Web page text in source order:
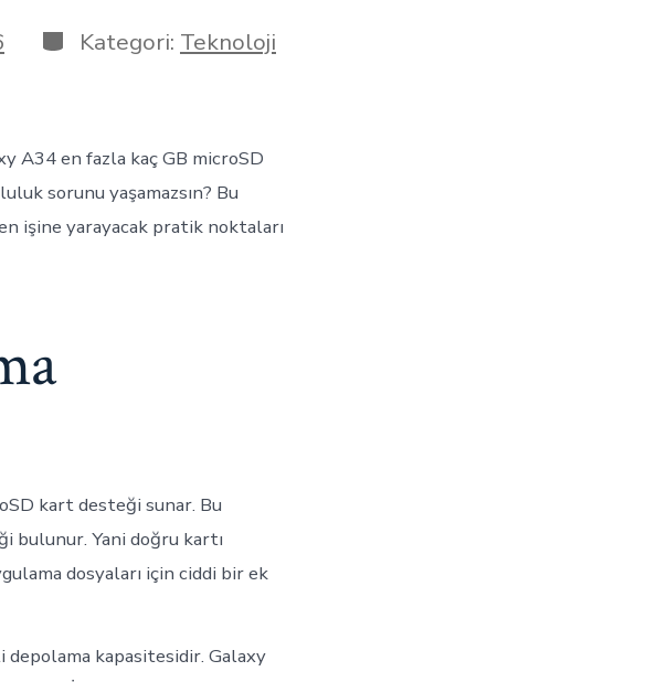
Kategoriler
Kategori: Teknoloji
A34 en fazla kaç GB microSD
sorunu yaşamazsın? Bu
işine yarayacak pratik noktaları
kart desteği sunar. Bu
bulunur. Yani doğru kartı
dosyaları için ciddi bir ek
depolama kapasitesidir. Galaxy